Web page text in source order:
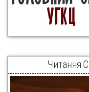
Читання